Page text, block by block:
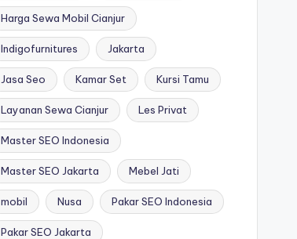
Harga Sewa Mobil Cianjur
Indigofurnitures Jakarta
Jasa Seo Kamar Set Kursi Tamu
Layanan Sewa Cianjur Les Privat
Master SEO Indonesia
Master SEO Jakarta Mebel Jati
mobil Nusa Pakar SEO Indonesia
Pakar SEO Jakarta